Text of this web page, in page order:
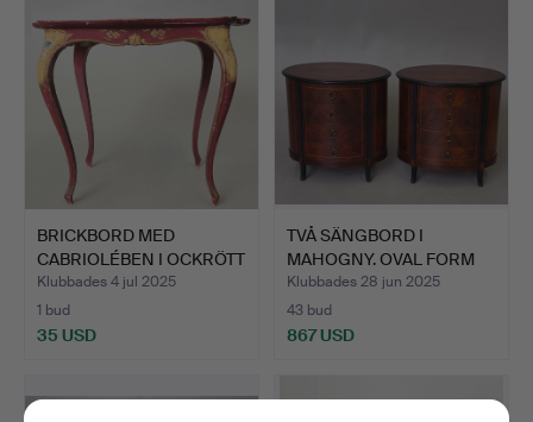
BRICKBORD MED
CABRIOLÉBEN I OCKRÖTT
OCH BL…
Klubbades 4 jul 2025
1 bud
35 USD
TVÅ SÄNGBORD I
MAHOGNY. OVAL FORM
MED 4 LÅ…
Klubbades 28 jun 2025
43 bud
867 USD